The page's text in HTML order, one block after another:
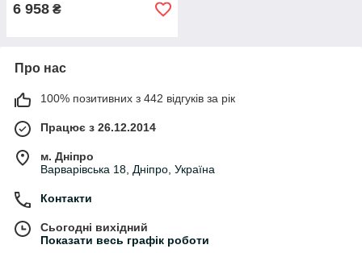
6 958 ₴
Про нас
100% позитивних з 442 відгуків за рік
Працює з 26.12.2014
м. Дніпро
Варварівська 18, Дніпро, Україна
Контакти
Сьогодні вихідний
Показати весь графік роботи